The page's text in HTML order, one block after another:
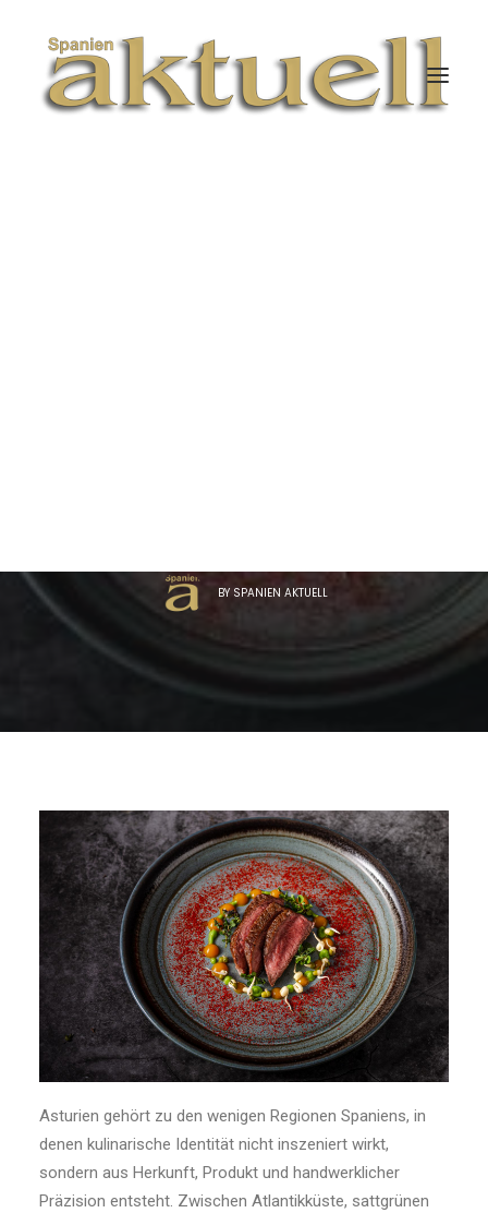
BY SPANIEN AKTUELL
Asturien gehört zu den wenigen Regionen Spaniens, in
denen kulinarische Identität nicht inszeniert wirkt,
sondern aus Herkunft, Produkt und handwerklicher
Präzision entsteht. Zwischen Atlantikküste, sattgrünen